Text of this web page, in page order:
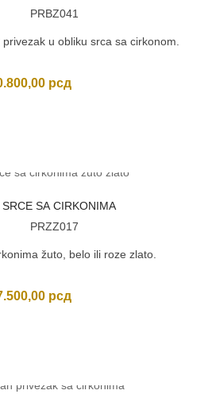
PRBZ041
u obliku srca sa cirkonom.
рсд
SA CIRKONIMA
PRZZ017
žuto, belo ili roze zlato.
рсд